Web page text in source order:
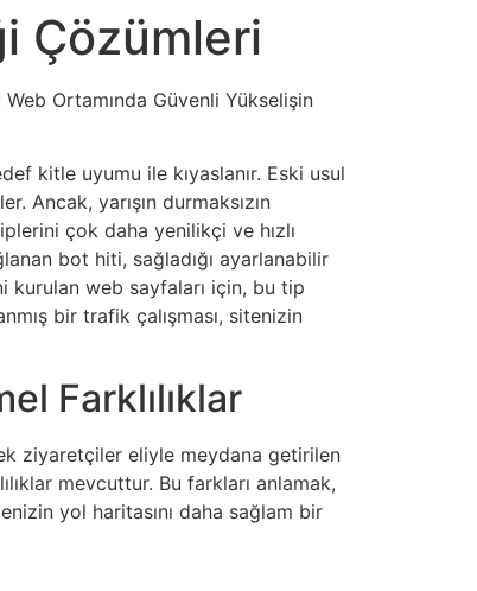
Çözümleri
Ortamında Güvenli Yükselişin
kitle uyumu ile kıyaslanır. Eski usul
Ancak, yarışın durmaksızın
çok daha yenilikçi ve hızlı
bot hiti, sağladığı ayarlanabilir
kurulan web sayfaları için, bu tip
bir trafik çalışması, sitenizin
Farklılıklar
ziyaretçiler eliyle meydana getirilen
mevcuttur. Bu farkları anlamak,
yol haritasını daha sağlam bir